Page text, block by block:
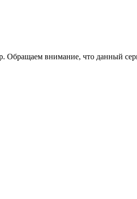
внимание, что данный